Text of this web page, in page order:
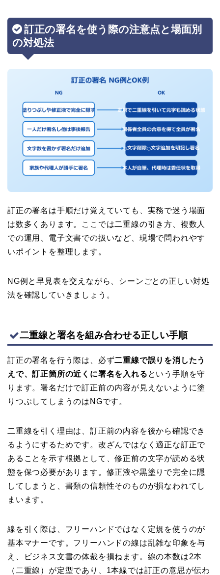
訂正の署名を使う際の注意点と場面別
の対処法
訂正の署名は手順だけ覚えていても、実務で迷う場面
は数多くあります。ここでは二重線の引き方、複数人
での運用、電子文書での扱いなど、現場で問われやす
いポイントを整理します。
NG例と早見表を交えながら、シーンごとの正しい対処
法を確認していきましょう。
二重線と署名を組み合わせる正しい手順
訂正の署名を行う際は、必ず二重線で誤りを消したう
えで、訂正箇所の近くに署名を入れる という手順を守
ります。署名だけで訂正前の内容が見えないように塗
りつぶしてしまうのはNGです。
二重線を引く理由は、訂正前の内容を後から確認でき
るようにするためです。改ざんではなく適正な訂正で
あることを示す根拠として、修正前の文字が読める状
態を保つ必要があります。修正液や黒塗りで完全に隠
してしまうと、書類の信頼性そのものが損なわれてし
まいます。
線を引く際は、フリーハンドではなく定規を使うのが
基本マナーです。フリーハンドの線は乱雑な印象を与
え、ビジネス文書の体裁を損ねます。線の本数は2本
（二重線）が定型であり、1本線では訂正の意思が伝わ